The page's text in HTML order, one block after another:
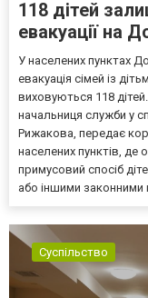
118 дітей
евакуації на
У населених пунктах
евакуація сімей із
виховуються 118
начальниця служби у
Рижакова, передає
населених пунктів, де
примусовий спосіб
або іншими законними
Суспільство